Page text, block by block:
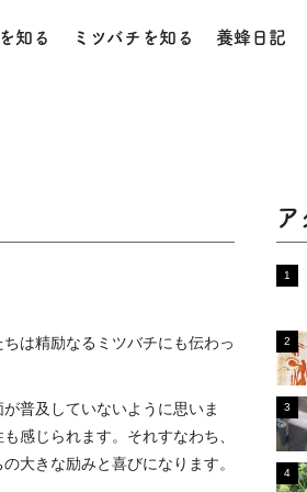
知る ミツバチを知る 養蜂日記
は精励なるミツバチにも伝わっ
普及していないように思いま
感じられます。それすなわち、
大きな励みと喜びになります。